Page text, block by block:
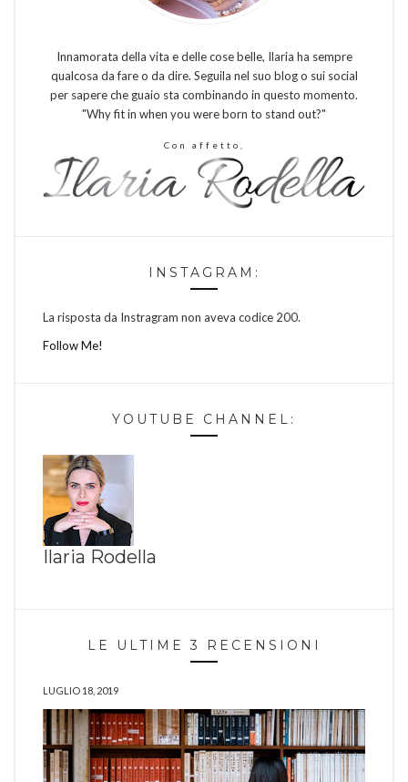
Innamorata della vita e delle cose belle, Ilaria ha sempre
qualcosa da fare o da dire. Seguila nel suo blog o sui social
per sapere che guaio sta combinando in questo momento.
"Why fit in when you were born to stand out?"
Con affetto,
INSTAGRAM:
La risposta da Instragram non aveva codice 200.
Follow Me!
YOUTUBE CHANNEL:
Ilaria Rodella
LE ULTIME 3 RECENSIONI
LUGLIO 18, 2019